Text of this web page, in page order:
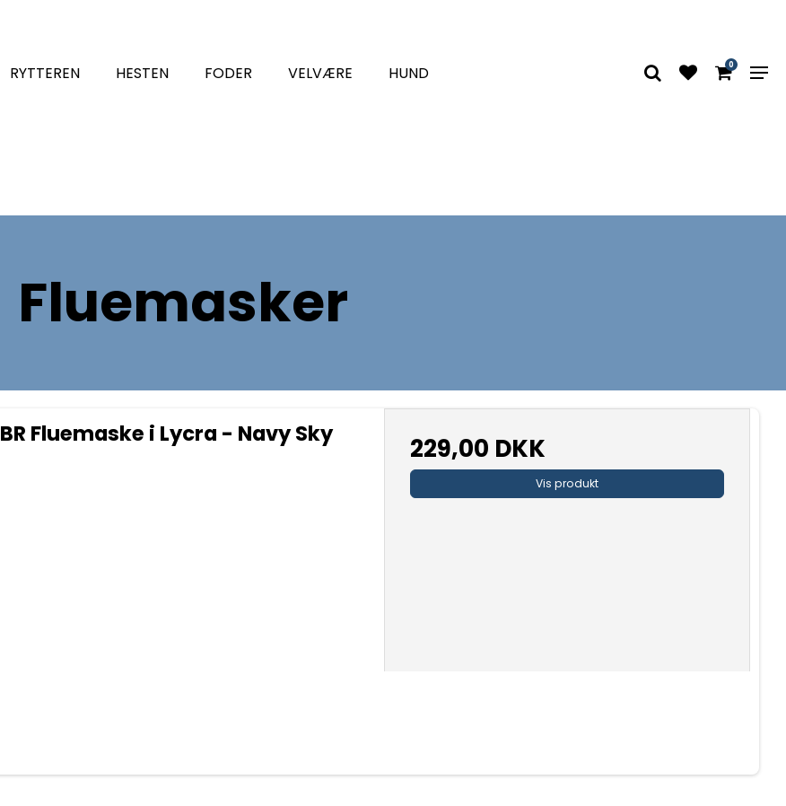
RYTTEREN HESTEN FODER VELVÆRE HUND 0
Fluemasker
BR Fluemaske i Lycra - Navy Sky 229,00 DKK
Vis produkt